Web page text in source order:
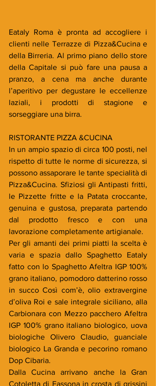
Eataly Roma è pronta ad accogliere i
clienti nelle Terrazze di Pizza&Cucina e
della Birreria. Al primo piano dello store
della Capitale si può fare una pausa a
pranzo, a cena ma anche durante
l’aperitivo per degustare le eccellenze
laziali, i prodotti di stagione e
sorseggiare una birra.
RISTORANTE PIZZA &CUCINA
In un ampio spazio di circa 100 posti, nel
rispetto di tutte le norme di sicurezza, si
possono assaporare le tante specialità di
Pizza&Cucina. Sfiziosi gli Antipasti fritti,
le Pizzette fritte e la Patata croccante,
genuina e gustosa, preparata partendo
dal prodotto fresco e con una
lavorazione completamente artigianale.
Per gli amanti dei primi piatti la scelta è
varia e spazia dallo Spaghetto Eataly
fatto con lo Spaghetto Afeltra IGP 100%
grano italiano, pomodoro datterino rosso
in succo Così com’è, olio extravergine
d’oliva Roi e sale integrale siciliano, alla
Carbionara con Mezzo pacchero Afeltra
IGP 100% grano italiano biologico, uova
biologiche Olivero Claudio, guanciale
biologico La Granda e pecorino romano
Dop Cibaria.
Dalla Cucina arrivano anche la Gran
Cotoletta di Fassona in crosta di grissini